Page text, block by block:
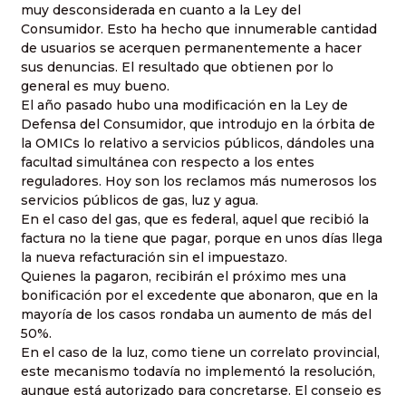
muy desconsiderada en cuanto a la Ley del
Consumidor. Esto ha hecho que innumerable cantidad
de usuarios se acerquen permanentemente a hacer
sus denuncias. El resultado que obtienen por lo
general es muy bueno.
El año pasado hubo una modificación en la Ley de
Defensa del Consumidor, que introdujo en la órbita de
la OMICs lo relativo a servicios públicos, dándoles una
facultad simultánea con respecto a los entes
reguladores. Hoy son los reclamos más numerosos los
servicios públicos de gas, luz y agua.
En el caso del gas, que es federal, aquel que recibió la
factura no la tiene que pagar, porque en unos días llega
la nueva refacturación sin el impuestazo.
Quienes la pagaron, recibirán el próximo mes una
bonificación por el excedente que abonaron, que en la
mayoría de los casos rondaba un aumento de más del
50%.
En el caso de la luz, como tiene un correlato provincial,
este mecanismo todavía no implementó la resolución,
aunque está autorizado para concretarse. El consejo es